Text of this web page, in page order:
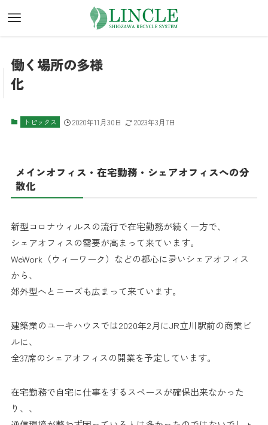
働く場所の多様
化
トピックス 2020年11月30日 2023年3月7日
メインオフィス・在宅勤務・シェアオフィスへの分
散化
新型コロナウィルスの流行で在宅勤務が続く一方で、
シェアオフィスの需要が高まって来ています。
WeWork（ウィーワーク）などの都心に夛いシェアオフィス
から、
郊外型へとニーズも広まって来ています。
建築業のユーキハウスでは2020年2月にJR立川駅前の商業ビ
ルに、
全37席のシェアオフィスの開業を予定しています。
在宅勤務で自宅に仕事をするスペースが確保出来なかった
り、、